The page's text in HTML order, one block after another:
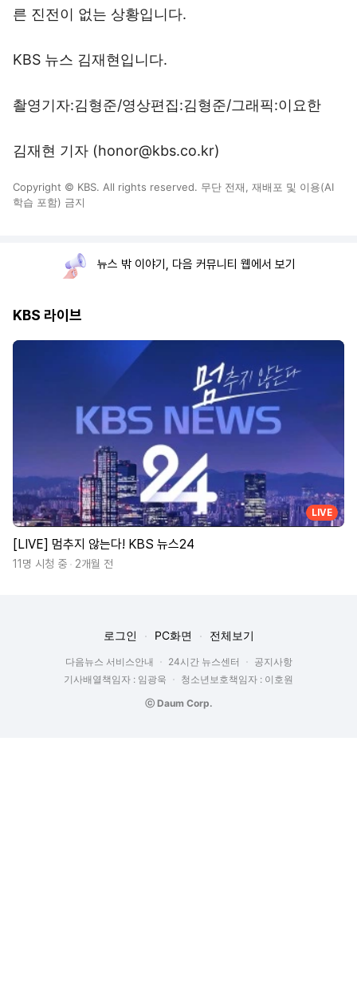
른 진전이 없는 상황입니다.
KBS 뉴스 김재현입니다.
촬영기자:김형준/영상편집:김형준/그래픽:이요한
김재현 기자 (honor@kbs.co.kr)
Copyright © KBS. All rights reserved. 무단 전재, 재배포 및 이용(AI
학습 포함) 금지
뉴스 밖 이야기, 다음 커뮤니티 웹에서 보기
KBS 라이브
LIVE
[LIVE] 멈추지 않는다! KBS 뉴스24
11명 시청 중 2개월 전
로그인 PC화면 전체보기
다음뉴스 서비스안내 24시간 뉴스센터
공지사항
기사배열책임자 : 임광욱
청소년보호책임자 : 이호원
ⓒ Daum Corp.